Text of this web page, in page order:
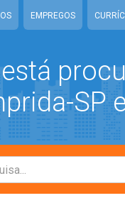
EMPREGOS
SP